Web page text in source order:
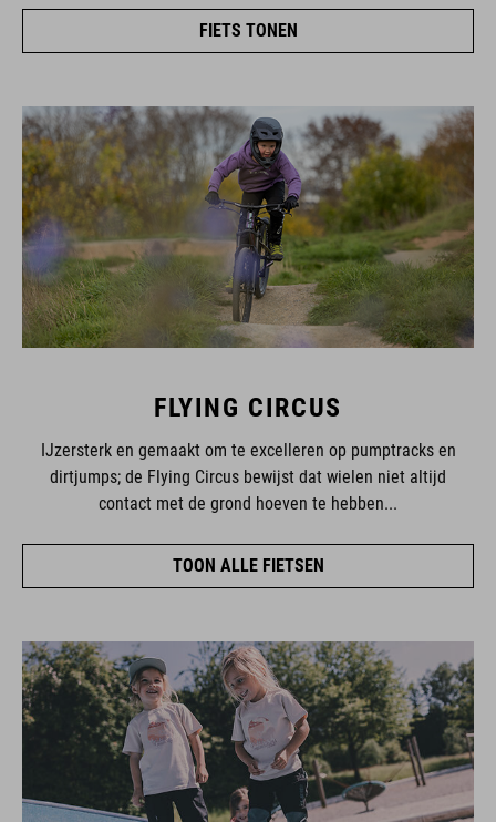
FIETS TONEN
FLYING CIRCUS
IJzersterk en gemaakt om te excelleren op pumptracks en
dirtjumps; de Flying Circus bewijst dat wielen niet altijd
contact met de grond hoeven te hebben...
TOON ALLE FIETSEN